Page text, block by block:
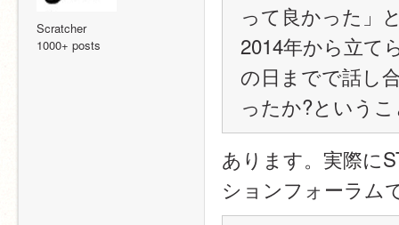
Scratcher
1000+ posts
って良かった」
2014年から立て
の日までで話し
ったか?という
あります。実際に
ションフォーラム